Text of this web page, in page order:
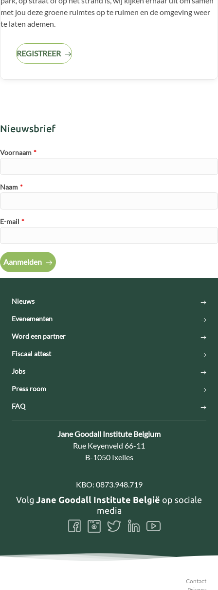
met jou deze groene ruimtes op te ruimen en de omgeving weer
te laten ademen.
REGISTREER
Nieuwsbrief
Voornaam *
Naam *
E-mail *
Aanmelden
Nieuws
Evenementen
Word een partner
Fiscaal attest
Jobs
Press room
FAQ
Contact:
Jane Goodall Institute Belgium
Adres:
Rue Keyenveld 66-11
B-1050 Ixelles
KBO: 0873.948.719
Volg Jane Goodall Institute België op sociale
media
Volg
ons
Volg
ons
Volg
ons
Volg
ons
Volg
ons
Contact